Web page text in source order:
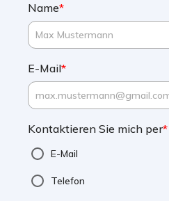
Name*
E-Mail*
Kontaktieren Sie mich per*
E-Mail
Telefon